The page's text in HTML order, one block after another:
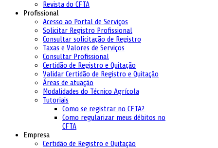
Revista do CFTA
Profissional
Acesso ao Portal de Serviços
Solicitar Registro Profissional
Consultar solicitação de Registro
Taxas e Valores de Serviços
Consultar Profissional
Certidão de Registro e Quitação
Validar Certidão de Registro e Quitação
Áreas de atuação
Modalidades do Técnico Agrícola
Tutoriais
Como se registrar no CFTA?
Como regularizar meus débitos no
CFTA
Empresa
Certidão de Registro e Quitação